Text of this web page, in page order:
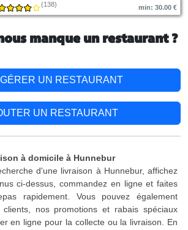
(138) min: 30.00 €
manque un restaurant ?
UN RESTAURANT
UN RESTAURANT
à domicile à Hunnebur
d'une livraison à Hunnebur, affichez
ci-dessus, commandez en ligne et faites
rapidement. Vous pouvez également
nos promotions et rabais spéciaux
en ligne pour la collecte ou la livraison. En